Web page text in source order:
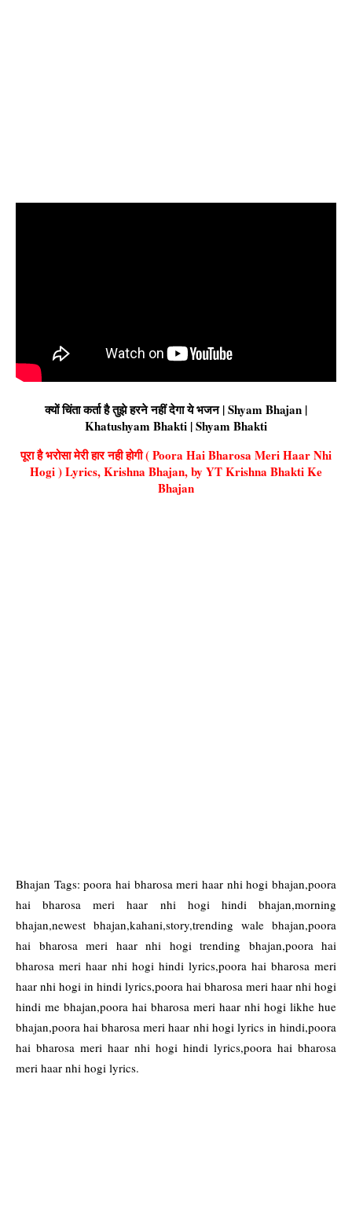
क्यों चिंता कर्ता है तुझे हरने नहीं देगा ये भजन | Shyam Bhajan |
Khatushyam Bhakti | Shyam Bhakti
पूरा है भरोसा मेरी हार नही होगी ( Poora Hai Bharosa Meri Haar Nhi
Hogi ) Lyrics, Krishna Bhajan, by YT Krishna Bhakti Ke
Bhajan
Bhajan Tags: poora hai bharosa meri haar nhi hogi bhajan,poora
hai bharosa meri haar nhi hogi hindi bhajan,morning
bhajan,newest bhajan,kahani,story,trending wale bhajan,poora
hai bharosa meri haar nhi hogi trending bhajan,poora hai
bharosa meri haar nhi hogi hindi lyrics,poora hai bharosa meri
haar nhi hogi in hindi lyrics,poora hai bharosa meri haar nhi hogi
hindi me bhajan,poora hai bharosa meri haar nhi hogi likhe hue
bhajan,poora hai bharosa meri haar nhi hogi lyrics in hindi,poora
hai bharosa meri haar nhi hogi hindi lyrics,poora hai bharosa
meri haar nhi hogi lyrics.